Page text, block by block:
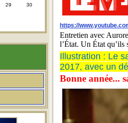
29 30
https://
Entretien avec
l’État. Un État
Illustration : Le
2017, avec un
Bonne année...